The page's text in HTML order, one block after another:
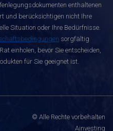
enthaltenen
und berücksichtigen nicht Ihre
Situation oder Ihre Bedürfnisse.
sorgfältig
einholen, bevor Sie entscheiden,
für Sie geeignet ist.
© Alle Rechte vorbehalten
Ainvesting